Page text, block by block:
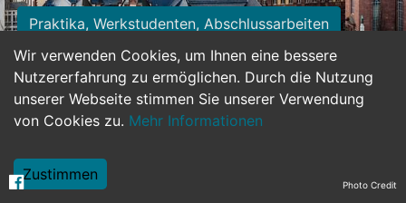
Wir verwenden Cookies, um Ihnen eine bessere
Nutzererfahrung zu ermöglichen. Durch die Nutzung
unserer Webseite stimmen Sie unserer Verwendung
von Cookies zu. Mehr Informationen
Zustimmen
Praktika, Werkstudenten, Abschlussarbeiten
Personalwesen Assistenz, Sekretariat
Hilfskräfte, Aushilfs- und Nebenjobs
Weiterbildung, Studium, duale Ausbildung Photo Credit